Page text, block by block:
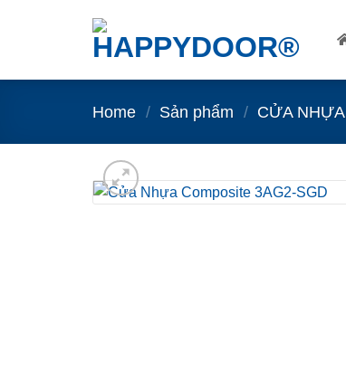
Home / Sản phẩm / CỬA NHỰA